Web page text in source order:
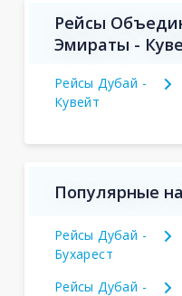
Рейсы
Эмираты -
Рейсы Дубай -
Кувейт
Популярные
Рейсы Дубай -
Бухарест
Рейсы Дубай -